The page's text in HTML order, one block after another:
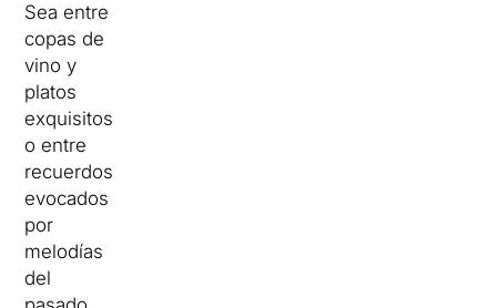
Sea entre
copas de
vino y
platos
exquisitos
o entre
recuerdos
evocados
por
melodías
del